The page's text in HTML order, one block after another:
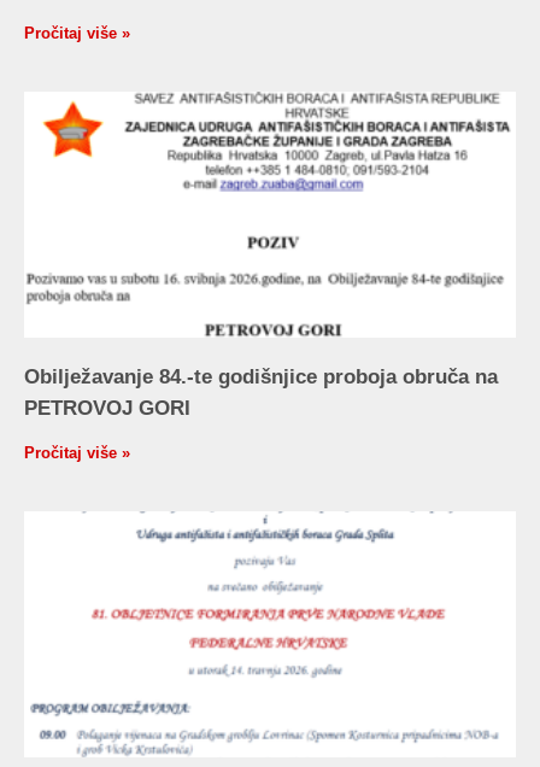
Pročitaj više »
Obilježavanje 84.-te godišnjice proboja obruča na
PETROVOJ GORI
Pročitaj više »